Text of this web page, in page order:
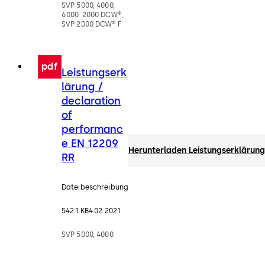
SVP 5000, 4000,
6000. 2000 DCW®,
SVP 2000 DCW® F
pdf Leistungserk
lärung /
declaration
of
performanc
e EN 12209
RR
Dateibeschreibung
542.1 KB4.02.2021
SVP 5000, 4000
Herunterladen